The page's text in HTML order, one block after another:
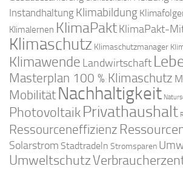
Instandhaltung Klimabildung
Klimalernen KlimaPaktKlimaPakt-
Klimaschutz Klimaschutzmanager
Klimawende Landwirtschaft
Masterplan 100 % Klimaschutz
Mobilität Nachhaltigkeit
PhotovoltaikPrivathaushalt
Ressourceneffizienz
Solarstrom Stadtradeln Stromsparen
Umweltschutz